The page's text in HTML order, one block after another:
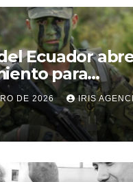
Ecuador
para
a partir de
de febrero
DE 2026 IRIS